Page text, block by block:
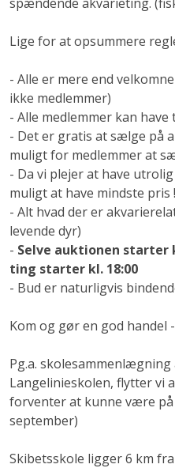
Lige for at opsummere
- Alle er mere end
ikke medlemmer)
- Alle medlemmer kan
- Det er gratis at sælge på
muligt for medlemmer at
- Da vi plejer at have
muligt at have mindste pris !
- Alt hvad der er
levende dyr)
- Selve auktionen starter
ting starter kl. 18:00
- Bud er naturligvis
Kom og gør en god handel
Pg.a.
Langelinieskolen, flytter vi
forventer at kunne være
september)
Skibetsskole ligger 6 km